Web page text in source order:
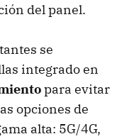
del panel.
se
integrado en
para evitar
opciones de
alta: 5G/4G,